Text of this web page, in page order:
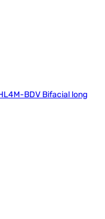
BDV Bifacial long